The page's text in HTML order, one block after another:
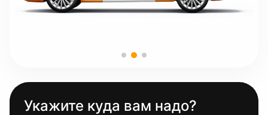
Укажите куда вам надо?